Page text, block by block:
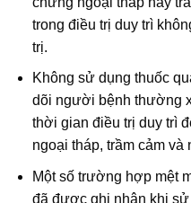
trong điều trị duy trì
trị.
Không sử dụng thuốc
dõi người bệnh thường
thời gian điều trị duy trì
ngoại tháp, trầm cảm
Một số trường hợp mệt
đã được ghi nhận khi